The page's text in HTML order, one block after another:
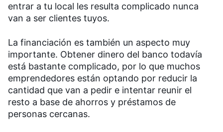
entrar a tu local les resulta complicado nunca
van a ser clientes tuyos.
La financiación es también un aspecto muy
importante. Obtener dinero del banco todavía
está bastante complicado, por lo que muchos
emprendedores están optando por reducir la
cantidad que van a pedir e intentar reunir el
resto a base de ahorros y préstamos de
personas cercanas.